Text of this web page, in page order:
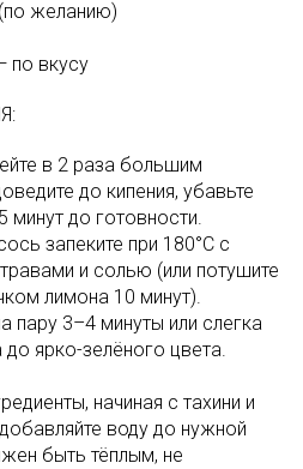
желанию)
по вкусу
в 2 раза большим
до кипения, убавьте
минут до готовности.
запеките при 180°C с
и солью (или потушите
лимона 10 минут).
пару 3–4 минуты или слегка
ярко-зелёного цвета.
начиная с тахини и
воду до нужной
быть тёплым, не